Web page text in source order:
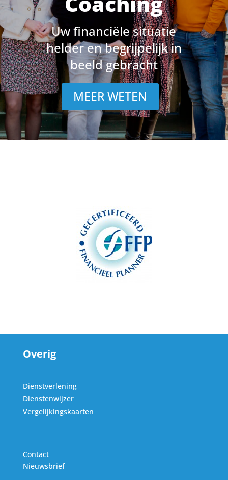
Uw financiële situatie
helder en begrijpelijk in
beeld gebracht
MEER WETEN
Overig
Dienstverlening
Dienstenwijzer
Vergelijkingskaarten
Contact
Nieuwsbrief